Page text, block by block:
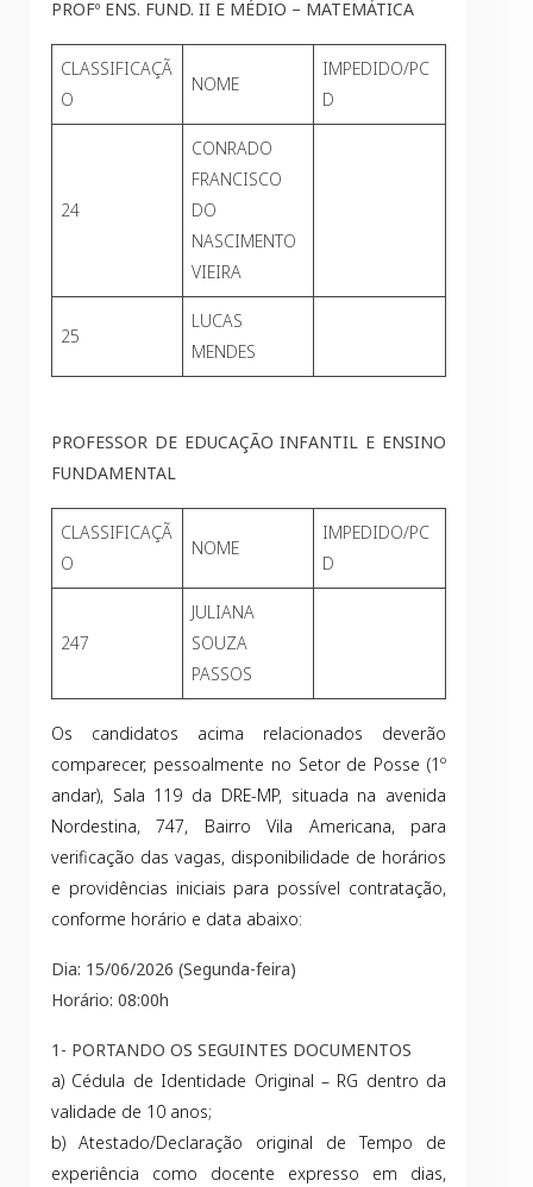
PROFº ENS. FUND. II E MÉDIO – MATEMÁTICA
CLASSIFICAÇÃ
O
NOME
IMPEDIDO/PC
D
24
CONRADO
FRANCISCO
DO
NASCIMENTO
VIEIRA
25
LUCAS
MENDES
PROFESSOR DE EDUCAÇÃO INFANTIL E ENSINO
FUNDAMENTAL
CLASSIFICAÇÃ
O
NOME
IMPEDIDO/PC
D
247
JULIANA
SOUZA
PASSOS
Os candidatos acima relacionados deverão
comparecer, pessoalmente no Setor de Posse (1º
andar), Sala 119 da DRE-MP, situada na avenida
Nordestina, 747, Bairro Vila Americana, para
verificação das vagas, disponibilidade de horários
e providências iniciais para possível contratação,
conforme horário e data abaixo:
Dia: 15/06/2026 (Segunda-feira)
Horário: 08:00h
1- PORTANDO OS SEGUINTES DOCUMENTOS
a) Cédula de Identidade Original – RG dentro da
validade de 10 anos;
b) Atestado/Declaração original de Tempo de
experiência como docente expresso em dias,